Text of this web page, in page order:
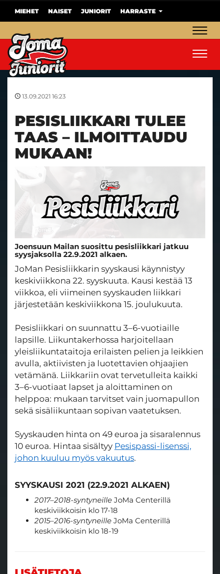
MIEHET NAISET JUNIORIT HARRASTE
13.09.2021 16:23
PESISLIIKKARI TULEE
TAAS – ILMOITTAUDU
MUKAAN!
Joensuun Mailan suosittu pesisliikkari jatkuu
syysjaksolla 22.9.2021 alkaen.
JoMan Pesisliikkarin syyskausi käynnistyy
keskiviikkona 22. syyskuuta. Kausi kestää 13
viikkoa, eli viimeinen syyskauden liikkari
järjestetään keskiviikkona 15. joulukuuta.
Pesisliikkari on suunnattu 3–6-vuotiaille
lapsille. Liikuntakerhossa harjoitellaan
yleisliikuntataitoja erilaisten pelien ja leikkien
avulla, aktiivisten ja luotettavien ohjaajien
vetämänä. Liikkariin ovat tervetulleita kaikki
3–6-vuotiaat lapset ja aloittaminen on
helppoa: mukaan tarvitset vain juomapullon
sekä sisäliikuntaan sopivan vaatetuksen.
Syyskauden hinta on 49 euroa ja sisaralennus
10 euroa. Hintaa sisältyy Pesispassi-lisenssi,
johon kuuluu myös vakuutus.
SYYSKAUSI 2021 (22.9.2021 ALKAEN)
2017–2018-syntyneille JoMa Centerillä
keskiviikkoisin klo 17-18
2015–2016-syntyneille JoMa Centerillä
keskiviikkoisin klo 18-19